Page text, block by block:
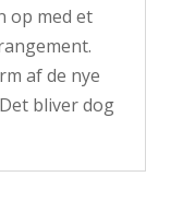
op med et
af de nye
bliver dog